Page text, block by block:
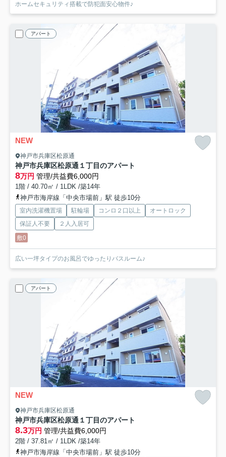
ホームセキュリティ搭載で防犯面安心物件♪
アパート
NEW
神戸市兵庫区松原通
神戸市兵庫区松原通１丁目のアパート
8万円 管理/共益費6,000円
1階 / 40.70㎡ / 1LDK /築14年
神戸市海岸線「中央市場前」駅 徒歩10分
室内洗濯機置場 駐輪場 コンロ２口以上
オートロック
保証人不要
２人入居可
敷0
広い一坪タイプのお風呂でゆったりバスルーム♪
アパート
NEW
神戸市兵庫区松原通
神戸市兵庫区松原通１丁目のアパート
8.3万円 管理/共益費6,000円
2階 / 37.81㎡ / 1LDK /築14年
神戸市海岸線「中央市場前」駅 徒歩10分